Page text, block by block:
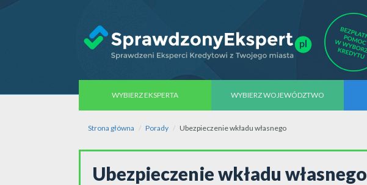
WYBIERZ EKSPERTA WYBIERZ WOJEWÓDZTWO
Strona główna Porady Ubezpieczenie wkładu własnego
Ubezpieczenie wkładu własnego